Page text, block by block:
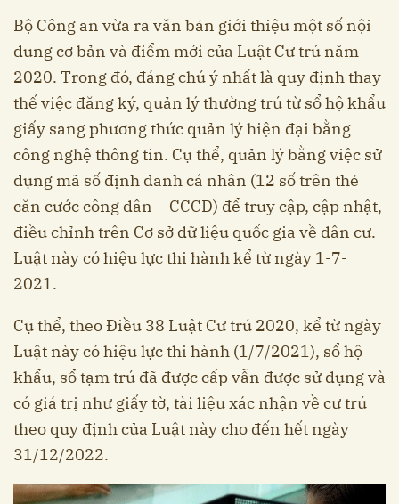
Bộ Công an vừa ra văn bản giới thiệu một số nội
dung cơ bản và điểm mới của Luật Cư trú năm
2020. Trong đó, đáng chú ý nhất là quy định thay
thế việc đăng ký, quản lý thường trú từ sổ hộ khẩu
giấy sang phương thức quản lý hiện đại bằng
công nghệ thông tin. Cụ thể, quản lý bằng việc sử
dụng mã số định danh cá nhân (12 số trên thẻ
căn cước công dân – CCCD) để truy cập, cập nhật,
điều chỉnh trên Cơ sở dữ liệu quốc gia về dân cư.
Luật này có hiệu lực thi hành kể từ ngày 1-7-
2021.
Cụ thể, theo Điều 38 Luật Cư trú 2020, kể từ ngày
Luật này có hiệu lực thi hành (1/7/2021), sổ hộ
khẩu, sổ tạm trú đã được cấp vẫn được sử dụng và
có giá trị như giấy tờ, tài liệu xác nhận về cư trú
theo quy định của Luật này cho đến hết ngày
31/12/2022.